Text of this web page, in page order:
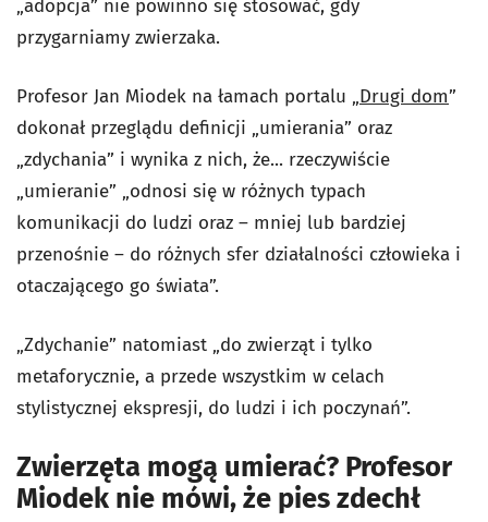
„adopcja” nie powinno się stosować, gdy
przygarniamy zwierzaka.
Profesor Jan Miodek na łamach portalu „Drugi dom”
dokonał przeglądu definicji „umierania” oraz
„zdychania” i wynika z nich, że... rzeczywiście
„umieranie” „odnosi się w różnych typach
komunikacji do ludzi oraz – mniej lub bardziej
przenośnie – do różnych sfer działalności człowieka i
otaczającego go świata”.
„Zdychanie” natomiast „do zwierząt i tylko
metaforycznie, a przede wszystkim w celach
stylistycznej ekspresji, do ludzi i ich poczynań”.
Zwierzęta mogą umierać? Profesor
Miodek nie mówi, że pies zdechł